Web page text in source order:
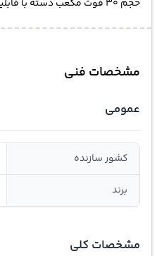
حجم 30 فوت مکعب دسته با قابلیت مخفی‌ شدن
مشخصات فنی
عمومی
کشور سازنده
برند
مشخصات کلی